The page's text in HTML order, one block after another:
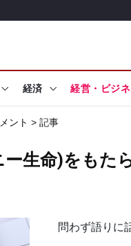
経済 経営・ビジ
ント > 記事
生命)をもた
問わず語りに